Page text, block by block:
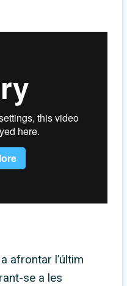
afrontar l’últim
se a les